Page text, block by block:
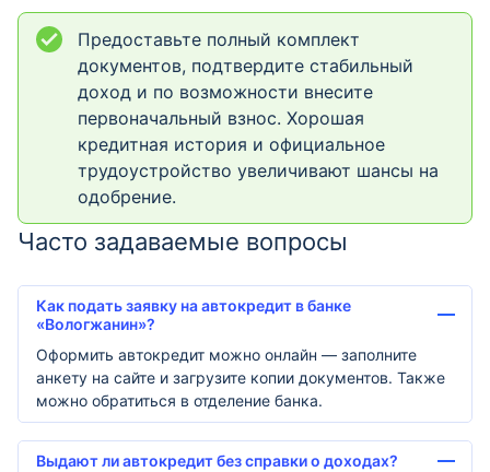
Предоставьте полный комплект
документов, подтвердите стабильный
доход и по возможности внесите
первоначальный взнос. Хорошая
кредитная история и официальное
трудоустройство увеличивают шансы на
одобрение.
Часто задаваемые вопросы
Как подать заявку на автокредит в банке
«Вологжанин»?
Оформить автокредит можно онлайн — заполните
анкету на сайте и загрузите копии документов. Также
можно обратиться в отделение банка.
Выдают ли автокредит без справки о доходах?